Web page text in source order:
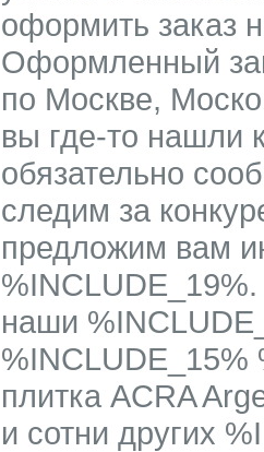
оформить заказ
Оформленный
по Москве,
вы где-то нашли
обязательно
следим за
предложим вам
наши
%INCLUDE_15%
плитка ACRA
и сотни других